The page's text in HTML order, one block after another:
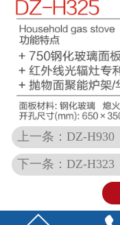
上一条：DZ-H930
下一条：DZ-H323